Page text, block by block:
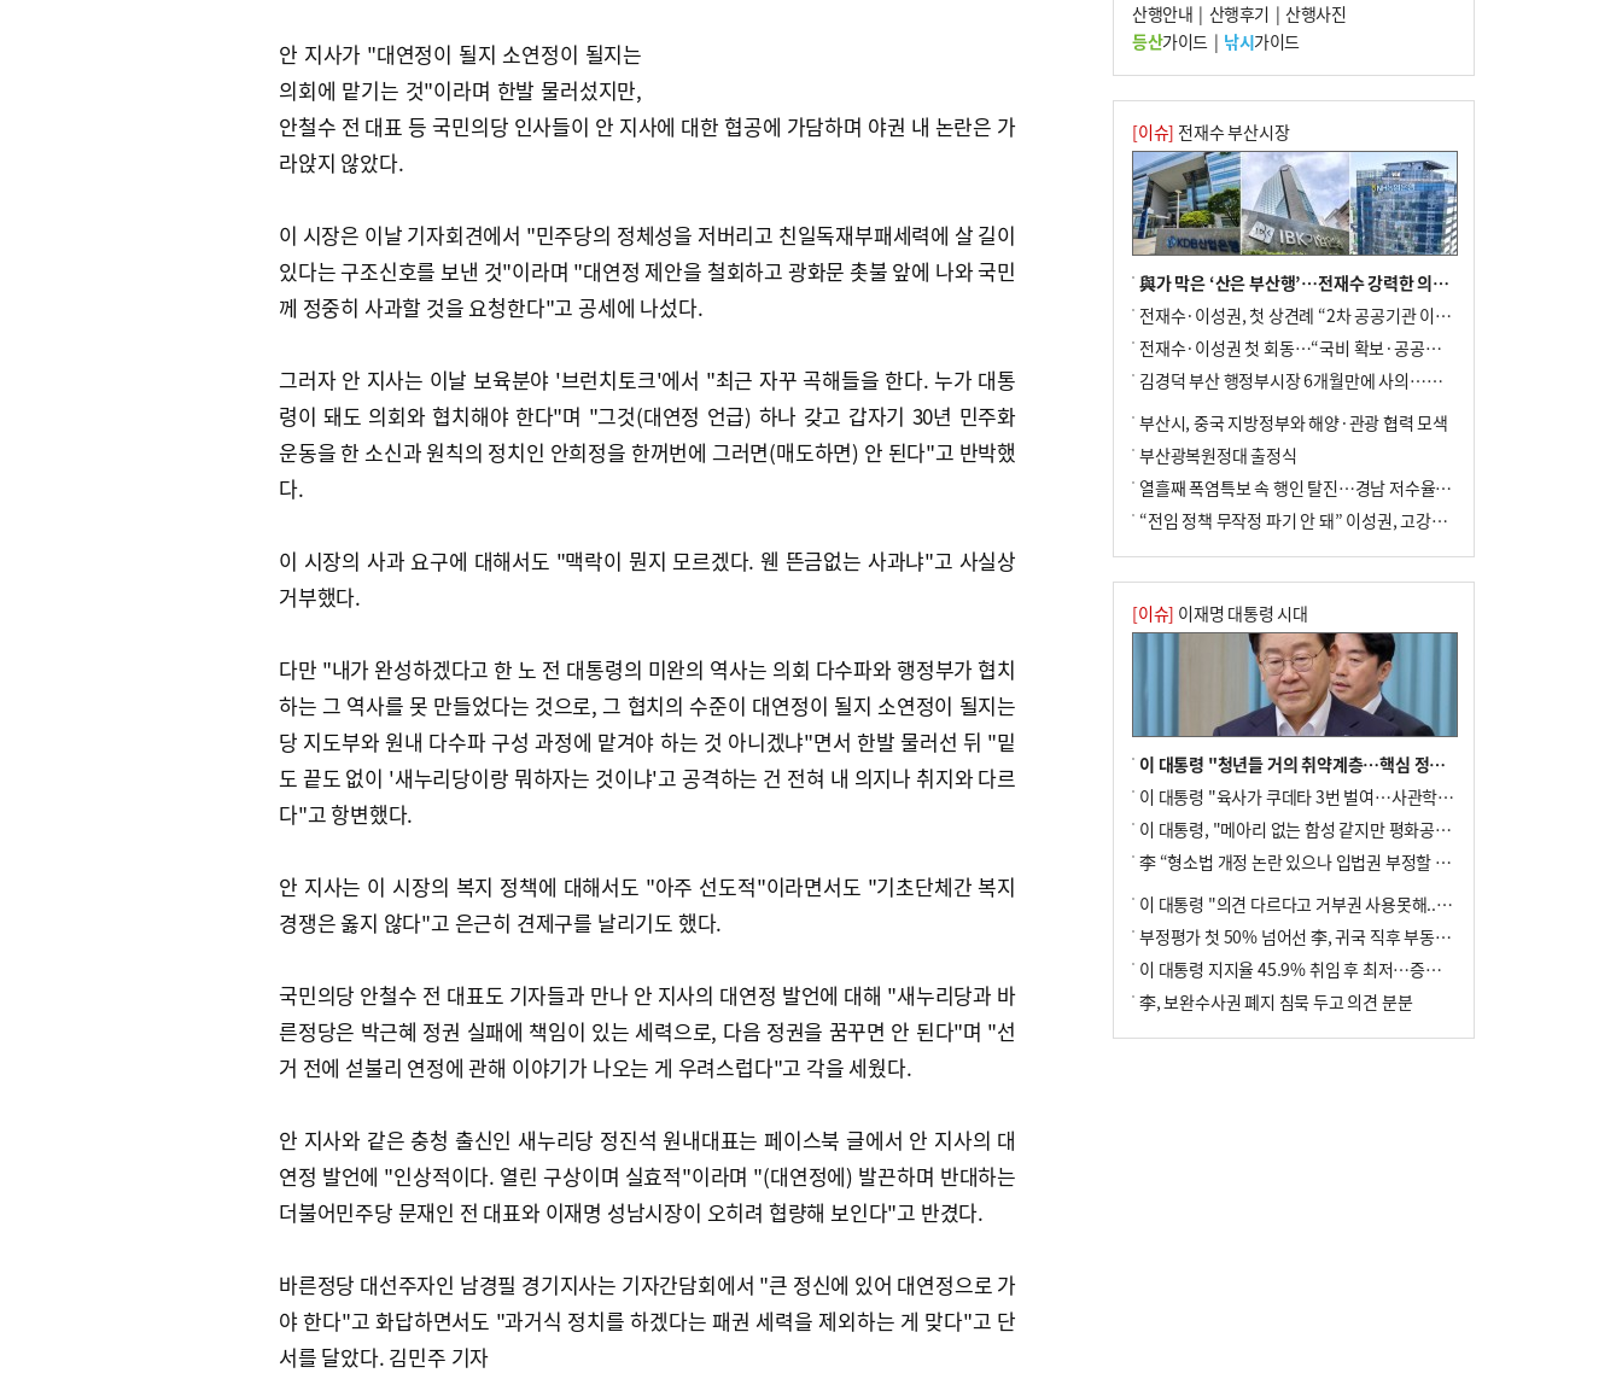
안 지사가 "대연정이 될지 소연정이 될지는
의회에 맡기는 것"이라며 한발 물러섰지만,
안철수 전 대표 등 국민의당 인사들이 안 지사에 대한 협공에 가담하며 야권 내 논란은 가
라앉지 않았다.
이 시장은 이날 기자회견에서 "민주당의 정체성을 저버리고 친일독재부패세력에 살 길이
있다는 구조신호를 보낸 것"이라며 "대연정 제안을 철회하고 광화문 촛불 앞에 나와 국민
께 정중히 사과할 것을 요청한다"고 공세에 나섰다.
그러자 안 지사는 이날 보육분야 '브런치토크'에서 "최근 자꾸 곡해들을 한다. 누가 대통
령이 돼도 의회와 협치해야 한다"며 "그것(대연정 언급) 하나 갖고 갑자기 30년 민주화
운동을 한 소신과 원칙의 정치인 안희정을 한꺼번에 그러면(매도하면) 안 된다"고 반박했
다.
이 시장의 사과 요구에 대해서도 "맥락이 뭔지 모르겠다. 웬 뜬금없는 사과냐"고 사실상
거부했다.
다만 "내가 완성하겠다고 한 노 전 대통령의 미완의 역사는 의회 다수파와 행정부가 협치
하는 그 역사를 못 만들었다는 것으로, 그 협치의 수준이 대연정이 될지 소연정이 될지는
당 지도부와 원내 다수파 구성 과정에 맡겨야 하는 것 아니겠냐"면서 한발 물러선 뒤 "밑
도 끝도 없이 '새누리당이랑 뭐하자는 것이냐'고 공격하는 건 전혀 내 의지나 취지와 다르
다"고 항변했다.
안 지사는 이 시장의 복지 정책에 대해서도 "아주 선도적"이라면서도 "기초단체간 복지
경쟁은 옳지 않다"고 은근히 견제구를 날리기도 했다.
국민의당 안철수 전 대표도 기자들과 만나 안 지사의 대연정 발언에 대해 "새누리당과 바
른정당은 박근혜 정권 실패에 책임이 있는 세력으로, 다음 정권을 꿈꾸면 안 된다"며 "선
거 전에 섣불리 연정에 관해 이야기가 나오는 게 우려스럽다"고 각을 세웠다.
안 지사와 같은 충청 출신인 새누리당 정진석 원내대표는 페이스북 글에서 안 지사의 대
연정 발언에 "인상적이다. 열린 구상이며 실효적"이라며 "(대연정에) 발끈하며 반대하는
더불어민주당 문재인 전 대표와 이재명 성남시장이 오히려 협량해 보인다"고 반겼다.
바른정당 대선주자인 남경필 경기지사는 기자간담회에서 "큰 정신에 있어 대연정으로 가
야 한다"고 화답하면서도 "과거식 정치를 하겠다는 패권 세력을 제외하는 게 맞다"고 단
서를 달았다. 김민주 기자
8
입추 지났지만 푹푹 찐다…온열질환자 10
년 만에 3배
10 서울 중랑구서 흉기 난동…60대 남성 2명
사망
산행안내 | 산행후기 | 산행사진
등산가이드| 낚시가이드
[이슈] 전재수 부산시장
與가 막은 ‘산은 부산행’…전재수 강력한 의지 표명 없인 공염불
전재수·이성권, 첫 상견례 “2차 공공기관 이전 초당 협력”(종합)
전재수·이성권 첫 회동…“국비 확보·공공기관 이전 협력”
김경덕 부산 행정부시장 6개월만에 사의…후임 인선 촉각
부산시, 중국 지방정부와 해양·관광 협력 모색
부산광복원정대 출정식
열흘째 폭염특보 속 행인 탈진…경남 저수율 평년의 절반
“전임 정책 무작정 파기 안 돼” 이성권, 고강도 ‘전재수 견제’ 예고
[이슈] 이재명 대통령 시대
이 대통령 "청년들 거의 취약계층…핵심 정책 재편""
이 대통령 "육사가 쿠데타 3번 벌여…사관학교 통합 신속히 추진"
이 대통령, "메아리 없는 함성 같지만 평화공존책 계속해야"
李 “형소법 개정 논란 있으나 입법권 부정할 만큼은 아냐”(종합)
이 대통령 "의견 다르다고 거부권 사용못해.. 입법권 부정할 상황이라 보기 어려워"
부정평가 첫 50% 넘어선 李, 귀국 직후 부동산·증시 점검(종합)
이 대통령 지지율 45.9% 취임 후 최저…증시 폭락·연임 개헌 논란 영향
李, 보완수사권 폐지 침묵 두고 의견 분분